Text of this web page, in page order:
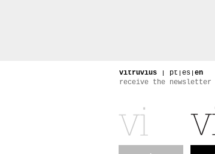
vitruvius | pt | es | en
receive the newsletter